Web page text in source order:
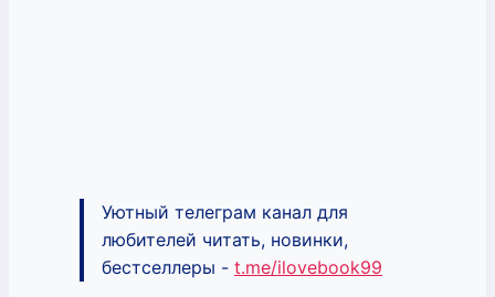
Уютный телеграм канал для
любителей читать, новинки,
бестселлеры - t.me/ilovebook99